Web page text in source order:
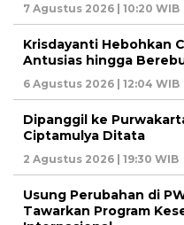
7 Agustus 2026 | 10:20 WIB
Krisdayanti Hebohkan
Antusias hingga
6 Agustus 2026 | 12:04 WIB
Dipanggil ke
Ciptamulya Ditata
2 Agustus 2026 | 19:30 WIB
Usung Perubahan di
Tawarkan Program